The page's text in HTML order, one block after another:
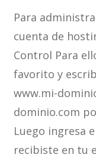
Para
cuenta de
Control Para
favorito y
www.mi-
dominio.com
Luego ingresa
recibiste en tu